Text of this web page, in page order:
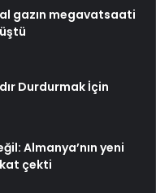
gazın megavatsaati
Durdurmak İçin
Almanya’nın yeni
çekti